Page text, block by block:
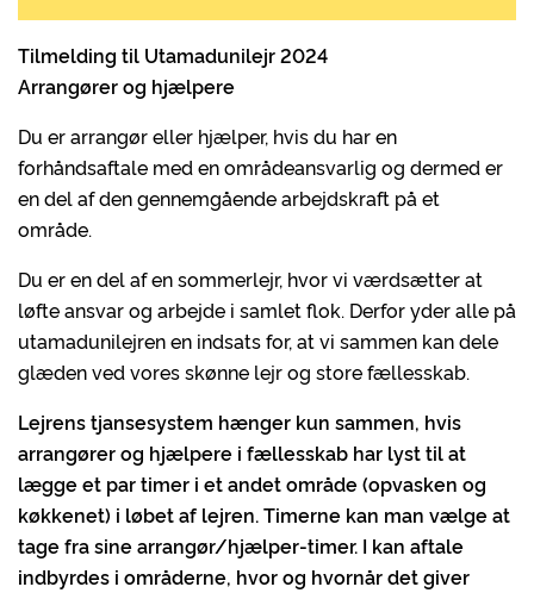
Tilmelding til Utamadunilejr 2024
Arrangører og hjælpere
Du er arrangør eller hjælper, hvis du har en
forhåndsaftale med en områdeansvarlig og dermed er
en del af den gennemgående arbejdskraft på et
område.
Du er en del af en sommerlejr, hvor vi værdsætter at
løfte ansvar og arbejde i samlet flok. Derfor yder alle på
utamadunilejren en indsats for, at vi sammen kan dele
glæden ved vores skønne lejr og store fællesskab.
Lejrens tjansesystem hænger kun sammen, hvis
arrangører og hjælpere i fællesskab har lyst til at
lægge et par timer i et andet område (opvasken og
køkkenet) i løbet af lejren. Timerne kan man vælge at
tage fra sine arrangør/hjælper-timer. I kan aftale
indbyrdes i områderne, hvor og hvornår det giver